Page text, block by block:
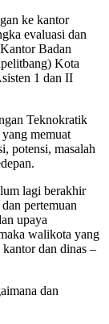
ke kantor
evaluasi dan
Badan
Kota
1 dan II
Teknokratik
memuat
potensi, masalah
lagi berakhir
pertemuan
upaya
walikota yang
dan dinas –
dan